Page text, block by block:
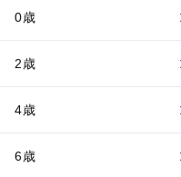
0歳
2歳
4歳
6歳